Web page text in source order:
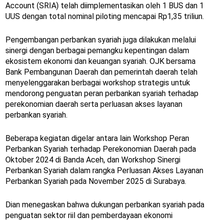
Account (SRIA) telah diimplementasikan oleh 1 BUS dan 1
UUS dengan total nominal piloting mencapai Rp1,35 triliun.
Pengembangan perbankan syariah juga dilakukan melalui
sinergi dengan berbagai pemangku kepentingan dalam
ekosistem ekonomi dan keuangan syariah. OJK bersama
Bank Pembangunan Daerah dan pemerintah daerah telah
menyelenggarakan berbagai workshop strategis untuk
mendorong penguatan peran perbankan syariah terhadap
perekonomian daerah serta perluasan akses layanan
perbankan syariah.
Beberapa kegiatan digelar antara lain Workshop Peran
Perbankan Syariah terhadap Perekonomian Daerah pada
Oktober 2024 di Banda Aceh, dan Workshop Sinergi
Perbankan Syariah dalam rangka Perluasan Akses Layanan
Perbankan Syariah pada November 2025 di Surabaya.
Dian menegaskan bahwa dukungan perbankan syariah pada
penguatan sektor riil dan pemberdayaan ekonomi